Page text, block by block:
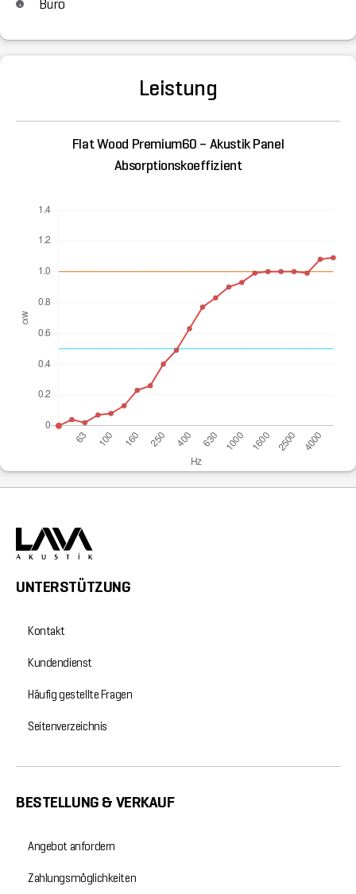
Büro
Leistung
Flat Wood Premium60 – Akustik Panel
Absorptionskoeffizient
UNTERSTÜTZUNG
Kontakt
Kundendienst
Häufig gestellte Fragen
Seitenverzeichnis
BESTELLUNG & VERKAUF
Angebot anfordern
Zahlungsmöglichkeiten